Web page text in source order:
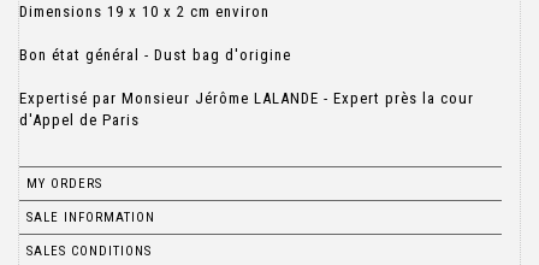
Dimensions 19 x 10 x 2 cm environ
Bon état général - Dust bag d'origine
Expertisé par Monsieur Jérôme LALANDE - Expert près la cour
d'Appel de Paris
MY ORDERS
SALE INFORMATION
SALES CONDITIONS